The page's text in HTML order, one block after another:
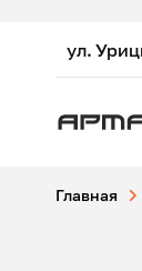
ул.
Главная